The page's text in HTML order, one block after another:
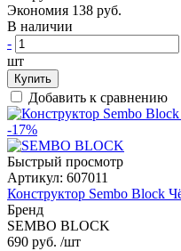
Экономия 138 руб.
В наличии
-
шт
Купить
Добавить к сравнению
-17%
Быстрый просмотр
Артикул: 607011
Конструктор Sembo Block
Бренд
SEMBO BLOCK
690 руб. /шт